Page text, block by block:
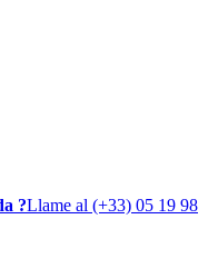
?Llame al (+33) 05 19 98